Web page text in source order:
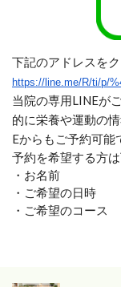
下記のアドレスを
https://line.me/R/ti/p/
当院の専用LINEが
的に栄養や運動の
Eからもご予約可能
予約を希望する方
・お名前
・ご希望の日時
・ご希望のコース